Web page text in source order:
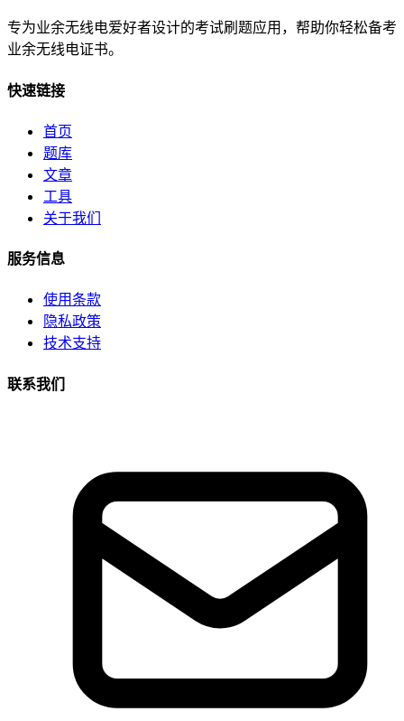
专为业余无线电爱好者设计的考试刷题应用，帮助你轻松备考
业余无线电证书。
快速链接
首页
题库
文章
工具
关于我们
服务信息
使用条款
隐私政策
技术支持
联系我们